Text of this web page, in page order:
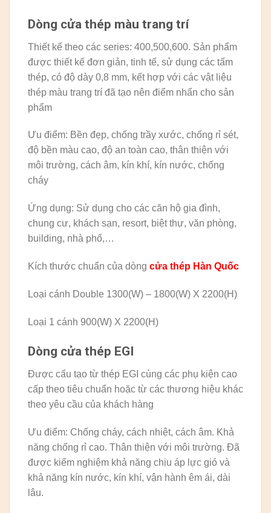
Dòng cửa thép màu trang trí
Thiết kế theo các series: 400,500,600. Sản phẩm
được thiết kế đơn giản, tinh tế, sử dụng các tấm
thép, có độ dày 0,8 mm, kết hợp với các vật liệu
thép màu trang trí đã tạo nên điểm nhấn cho sản
phẩm
Ưu điểm: Bền đẹp, chống trầy xước, chống rỉ sét,
độ bền màu cao, độ an toàn cao, thân thiện với
môi trường, cách âm, kín khí, kín nước, chống
cháy
Ứng dụng: Sử dụng cho các căn hộ gia đình,
chung cư, khách sạn, resort, biệt thự, văn phòng,
building, nhà phố,…
Kích thước chuẩn của dòng cửa thép Hàn Quốc
Loại cánh Double 1300(W) – 1800(W) X 2200(H)
Loại 1 cánh 900(W) X 2200(H)
Dòng cửa thép EGI
Được cấu tạo từ thép EGI cùng các phụ kiện cao
cấp theo tiêu chuẩn hoặc từ các thương hiệu khác
theo yêu cầu của khách hàng
Ưu điểm: Chống cháy, cách nhiệt, cách âm. Khả
năng chống rỉ cao. Thân thiện với môi trường. Đã
được kiểm nghiệm khả năng chịu áp lực gió và
khả năng kín nước, kín khí, vận hành êm ái, dài
lâu.